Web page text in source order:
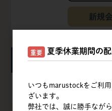
新規
カ
カートは空です
重要 夏季休業期間の
いつもmarustockをご利
ざいます。
弊社では、誠に勝手なが